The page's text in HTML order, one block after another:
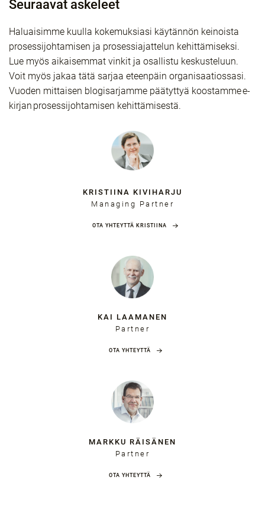
Seuraavat askeleet
Haluaisimme kuulla kokemuksiasi käytännön keinoista
prosessijohtamisen ja prosessiajattelun kehittämiseksi.
Lue myös aikaisemmat vinkit ja osallistu keskusteluun.
Voit myös jakaa tätä sarjaa eteenpäin organisaatiossasi.
Vuoden mittaisen blogisarjamme päätyttyä koostamme e-
kirjan prosessijohtamisen kehittämisestä.
KRISTIINA KIVIHARJU
Managing Partner
OTA YHTEYTTÄ KRISTIINA
KAI LAAMANEN
Partner
OTA YHTEYTTÄ
MARKKU RÄISÄNEN
Partner
OTA YHTEYTTÄ